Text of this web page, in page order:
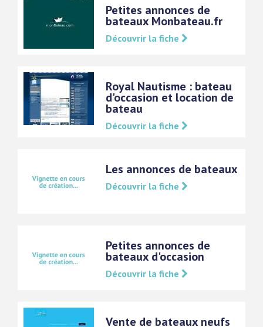
Petites annonces de
bateaux Monbateau.fr
Découvrir la fiche
Royal Nautisme : bateau
d'occasion et location de
bateau
Découvrir la fiche
Les annonces de bateaux
Découvrir la fiche
Petites annonces de
bateaux d'occasion
Découvrir la fiche
Vente de bateaux neufs